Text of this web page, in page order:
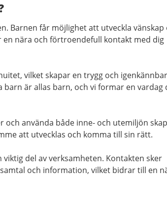
Barnen får möjlighet att utveckla vänskap
nära och förtroendefull kontakt med dig
vilket skapar en trygg och igenkännbar
är allas barn, och vi formar en vardag
använda både inne- och utemiljön
att utvecklas och komma till sin rätt.
del av verksamheten. Kontakten sker
och information, vilket bidrar till en